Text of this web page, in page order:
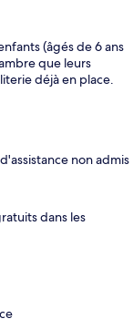
(âgés de 6 ans
que leurs
déjà en place.
non admis
dans les